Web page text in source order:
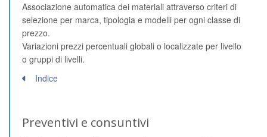
Associazione automatica dei materiali attraverso criteri di
selezione per marca, tipologia e modelli per ogni classe di
prezzo.
Variazioni prezzi percentuali globali o localizzate per livello
o gruppi di livelli.
Indice
Preventivi e consuntivi